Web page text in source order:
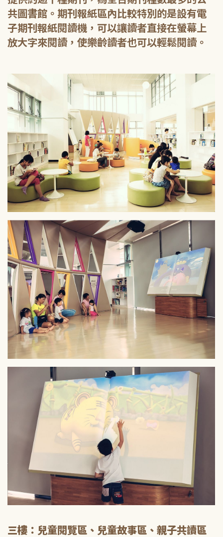
共圖書館。期刊報紙區內比較特別的是設有電
子期刊報紙閱讀機，可以讓讀者直接在螢幕上
放大字來閱讀，使樂齡讀者也可以輕鬆閱讀。
三樓：兒童閱覽區、兒童故事區、親子共讀區